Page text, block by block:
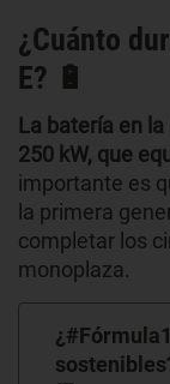
¿Cuánto
E? 🔋
La batería en
250 kW, que
importante es
la primera
completar los
monoplaza.